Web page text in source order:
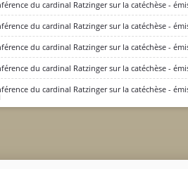
du cardinal Ratzinger sur la catéchèse -
du cardinal Ratzinger sur la catéchèse -
du cardinal Ratzinger sur la catéchèse -
du cardinal Ratzinger sur la catéchèse -
du cardinal Ratzinger sur la catéchèse -